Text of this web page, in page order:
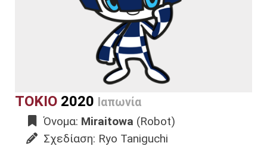
ΤΟΚΙΟ 2020 Ιαπωνία
Όνομα: Miraitowa (Robot)
Σχεδίαση: Ryo Taniguchi